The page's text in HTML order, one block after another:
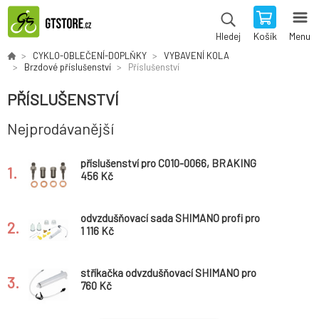
Hledej Košík Menu
CYKLO-OBLEČENÍ-DOPLŇKY
VYBAVENÍ KOLA
Brzdové příslušenství
Příslušenství
PŘÍSLUŠENSTVÍ
Nejprodávanější
1.
příslušenství pro C010-0066, BRAKING
456 Kč
2.
odvzdušňovací sada SHIMANO profi pro
kotoučové hydraulické brzdy BL a ST, v
1 116 Kč
3.
stříkačka odvzdušňovací SHIMANO pro
hydraulické brzdy TL-BR001
760 Kč